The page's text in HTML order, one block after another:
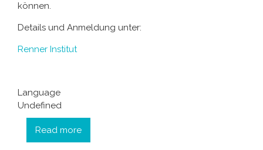
können.
Details und Anmeldung unter:
Renner Institut
Language
Undefined
Read more